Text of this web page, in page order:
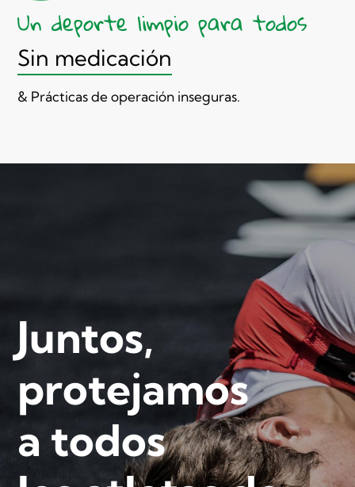
Un deporte limpio para todos
Sin medicación
& Prácticas de operación inseguras.
Juntos,
protejamos
a todos